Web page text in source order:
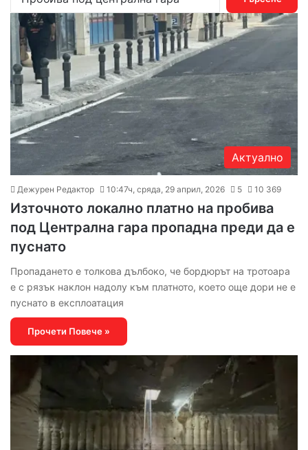
ъ
р
с
е
з
Актуално
Дежурен Редактор 10:47ч, сряда, 29 април, 2026 5 10 369
Източното локално платно на пробива
под Централна гара пропадна преди да е
пуснато
Пропадането е толкова дълбоко, че бордюрът на тротоара
е с рязък наклон надолу към платното, което още дори не е
пуснато в експлоатация
Прочети Повече »